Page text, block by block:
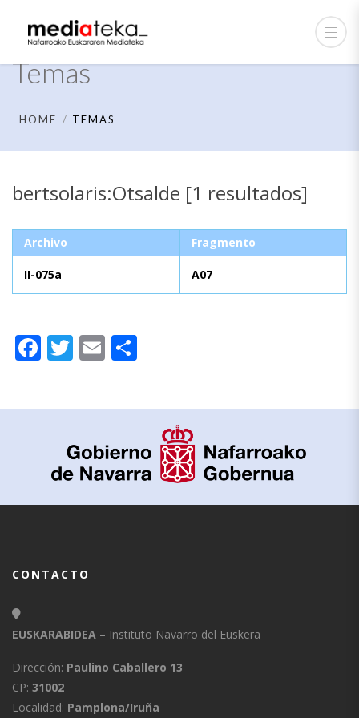
Temas
HOME TEMAS
bertsolaris:Otsalde [1 resultados]
Archivo Fragmento
II-075a A07
Facebook
Twitter
Email
CONTACTO
EUSKARABIDEA – Instituto Navarro del Euskera
Dirección: Paulino Caballero 13
CP: 31002
Localidad: Pamplona/Iruña